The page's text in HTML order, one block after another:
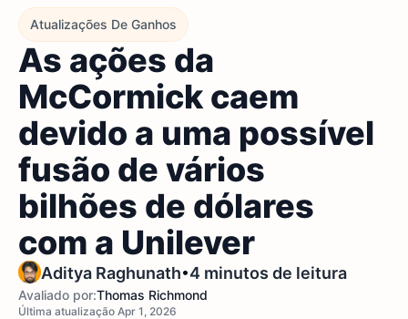
Atualizações De Ganhos
As ações da
McCormick caem
devido a uma possível
fusão de vários
bilhões de dólares
com a Unilever
Aditya Raghunath•4 minutos de leitura
Avaliado por:Thomas Richmond
Última atualização Apr 1, 2026